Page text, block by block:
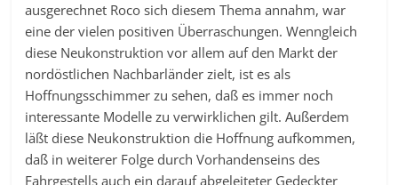
ausgerechnet Roco sich diesem Thema annahm, war
eine der vielen positiven Überraschungen. Wenngleich
diese Neukonstruktion vor allem auf den Markt der
nordöstlichen Nachbarländer zielt, ist es als
Hoffnungsschimmer zu sehen, daß es immer noch
interessante Modelle zu verwirklichen gilt. Außerdem
läßt diese Neukonstruktion die Hoffnung aufkommen,
daß in weiterer Folge durch Vorhandenseins des
Fahrgestells auch ein darauf abgeleiteter Gedeckter